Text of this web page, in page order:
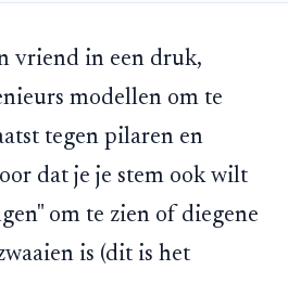
vriend in een druk,
modellen om te
tegen pilaren en
dat je je stem ook wilt
om te zien of diegene
is (dit is het